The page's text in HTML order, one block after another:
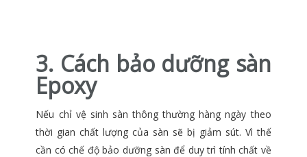
3. Cách bảo dưỡng sàn
Epoxy
Nếu chỉ vệ sinh sàn thông thường hàng ngày theo
thời gian chất lượng của sàn sẽ bị giảm sút. Vì thế
cần có chế độ bảo dưỡng sàn để duy trì tính chất về